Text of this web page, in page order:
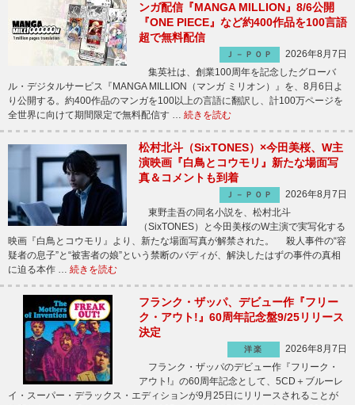
ンガ配信『MANGA MILLION』8/6公開
『ONE PIECE』など約400作品を100言語
超で無料配信
Ｊ－ＰＯＰ
2026年8月7日
集英社は、創業100周年を記念したグローバ
ル・デジタルサービス『MANGA MILLION（マンガ ミリオン）』を、8月6日よ
り公開する。約400作品のマンガを100以上の言語に翻訳し、計100万ページを
全世界に向けて期間限定で無料配信す … 続きを読む
松村北斗（SixTONES）×今田美桜、W主
演映画『白鳥とコウモリ』新たな場面写
真＆コメントも到着
Ｊ－ＰＯＰ
2026年8月7日
東野圭吾の同名小説を、松村北斗
（SixTONES）と今田美桜のW主演で実写化する
映画『白鳥とコウモリ』より、新たな場面写真が解禁された。 殺人事件の“容
疑者の息子”と“被害者の娘”という禁断のバディが、解決したはずの事件の真相
に迫る本作 … 続きを読む
フランク・ザッパ、デビュー作『フリー
ク・アウト!』60周年記念盤9/25リリース
決定
洋楽
2026年8月7日
フランク・ザッパのデビュー作『フリーク・
アウト!』の60周年記念として、5CD＋ブルーレ
イ・スーパー・デラックス・エディションが9月25日にリリースされることが